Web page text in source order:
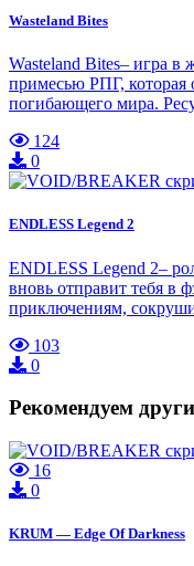
Wasteland Bites
Wasteland Bites– игра
примесью РПГ, которая
погибающего мира.
124
0
ENDLESS Legend 2
ENDLESS Legend 2–
вновь отправит тебя в
приключениям,
103
0
Рекомендуем
16
0
KRUM — Edge Of Darkness